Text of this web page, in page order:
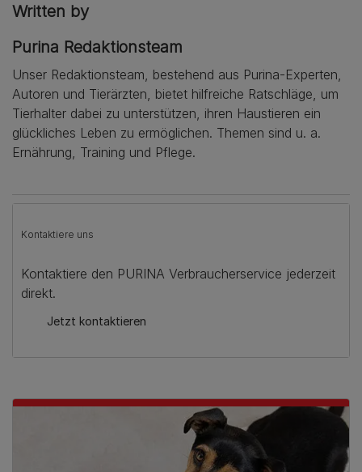
Written by
Purina Redaktionsteam
Unser Redaktionsteam, bestehend aus Purina-Experten,
Autoren und Tierärzten, bietet hilfreiche Ratschläge, um
Tierhalter dabei zu unterstützen, ihren Haustieren ein
glückliches Leben zu ermöglichen. Themen sind u. a.
Ernährung, Training und Pflege.
Kontaktiere uns
Kontaktiere den PURINA Verbraucherservice jederzeit
direkt.
Jetzt kontaktieren